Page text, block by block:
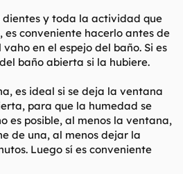
y toda la actividad que
es conveniente hacerlo antes de
en el espejo del baño. Si es
baño abierta si la hubiere.
es ideal si se deja la ventana
para que la humedad se
es posible, al menos la ventana,
de una, al menos dejar la
Luego sí es conveniente